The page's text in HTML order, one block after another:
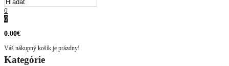
0
0
0.00€
Váš nákupný košík je prázdny!
Kategórie